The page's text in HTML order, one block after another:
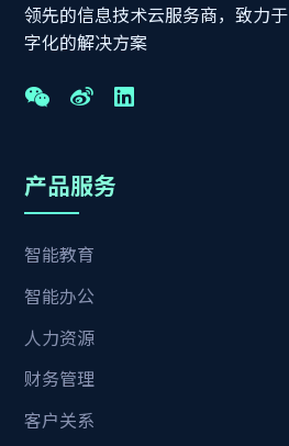
领先的信息技术云服务商，致力
字化的解决方案
产品服务
智能教育
智能办公
人力资源
财务管理
客户关系